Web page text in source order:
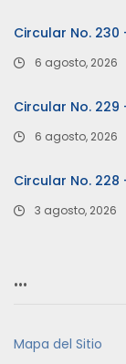
Circular No.
6 agosto, 2026
Circular No.
6 agosto, 2026
Circular No.
3 agosto, 2026
…
Mapa del Sitio